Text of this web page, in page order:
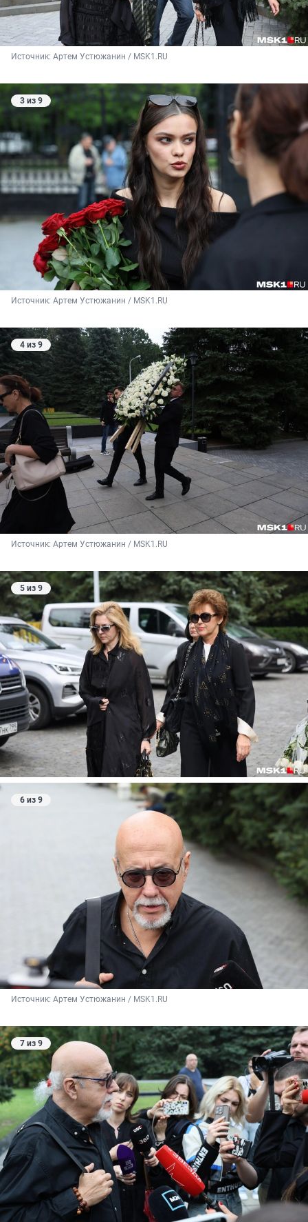
Источник: Артем Устюжанин / MSK1.RU
3 из 9
Источник: Артем Устюжанин / MSK1.RU
4 из 9
Источник: Артем Устюжанин / MSK1.RU
5 из 9
6 из 9
Источник: Артем Устюжанин / MSK1.RU
7 из 9